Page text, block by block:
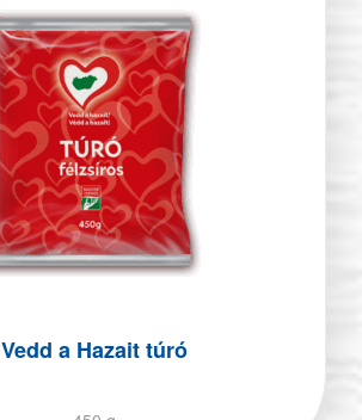
Vedd a Hazait túró